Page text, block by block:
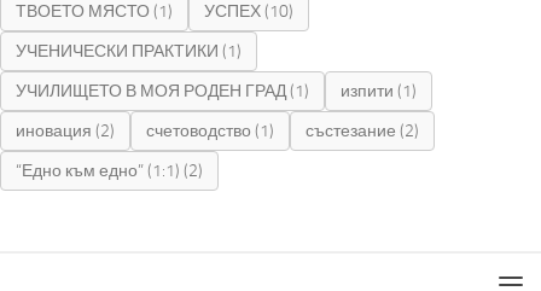
ТВОЕТО МЯСТО (1) УСПЕХ(10)
УЧЕНИЧЕСКИ ПРАКТИКИ (1)
УЧИЛИЩЕТО В МОЯ РОДЕН ГРАД(1) изпити (1)
иновация (2) счетоводство (1) състезание (2)
“Едно към едно” (1:1) (2)